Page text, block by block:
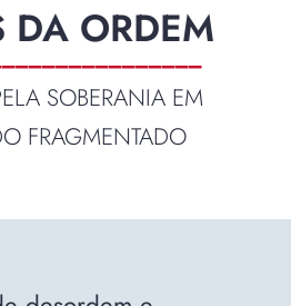
DA ORDEM
SOBERANIA EM
FRAGMENTADO